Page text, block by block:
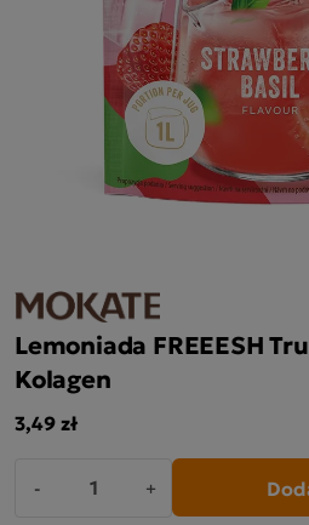
Lemoniada FREEESH
Kolagen
3,49 zł
- +